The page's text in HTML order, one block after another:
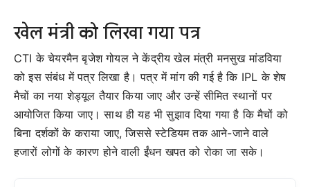
खेल मंत्री को लिखा गया पत्र
CTI के चेयरमैन बृजेश गोयल ने केंद्रीय खेल मंत्री मनसुख मांडविया
को इस संबंध में पत्र लिखा है। पत्र में मांग की गई है कि IPL के शेष
मैचों का नया शेड्यूल तैयार किया जाए और उन्हें सीमित स्थानों पर
आयोजित किया जाए। साथ ही यह भी सुझाव दिया गया है कि मैचों को
बिना दर्शकों के कराया जाए, जिससे स्टेडियम तक आने-जाने वाले
हजारों लोगों के कारण होने वाली ईंधन खपत को रोका जा सके।